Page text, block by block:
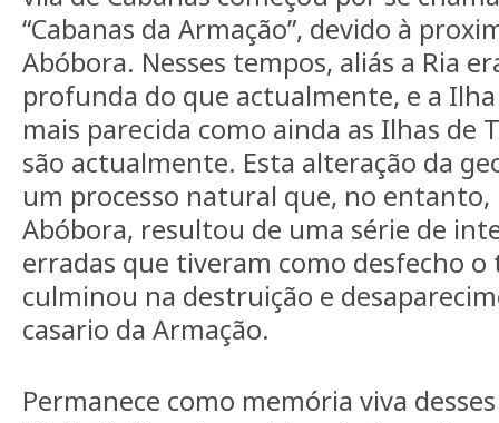
“Cabanas da Armação”, devido à
Abóbora. Nesses tempos, aliás a Ria
profunda do que actualmente, e a
mais parecida como ainda as Ilhas de
são actualmente. Esta alteração da
um processo natural que, no entanto,
Abóbora, resultou de uma série de
erradas que tiveram como desfecho
culminou na destruição e
casario da Armação.
Permanece como memória viva